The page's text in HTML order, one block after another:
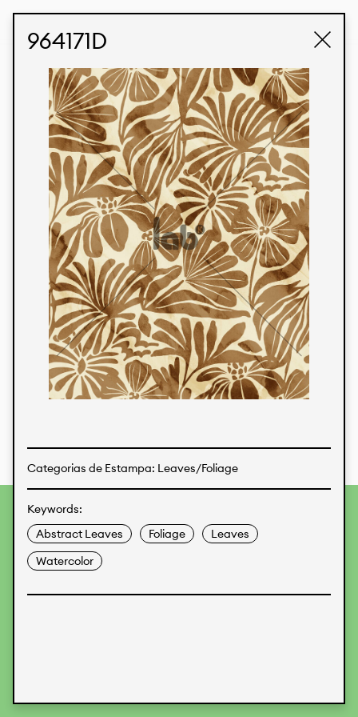
Para fornecer as melhores experiências, usamos
tecnologias como cookies para armazenar e/ou acessar
informações do dispositivo. O consentimento para essas
tecnologias nos permitirá processar dados como
comportamento de navegação ou IDs exclusivos neste site.
negativamente certos recursos e funções.
964171D
Categorias de Estampa: Leaves/Foliage
Keywords:
Abstract Leaves
Foliage
Leaves
Watercolor
KALIMO CONTATO
Produtos
Temos orgulho de expressar nossa identidade
brasileira por meio de nossos tecidos e estampas
personalizadas, trabalhando em colaboração
com nossos clientes e dando vida aos seus
conceitos e criações. Nossa extensa linha de
produtos tem opções para diferentes mercados.
Oferecemos também tecidos ecológicos e
tecnológicos que podem ser acabados em
qualquer cor sólida ou impressão digital.
Cores
Estampas